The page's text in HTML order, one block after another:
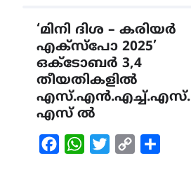
‘മിനി ദിശ – കരിയർ
എക്സ്പോ 2025’
ഒക്ടോബർ 3,4
തീയതികളിൽ
എസ്.എൻ.എച്ച്.എസ്.
എസ് ൽ
FacebookWhatsAppTwitterCopy